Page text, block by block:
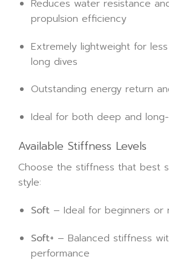
Reduces water resistance
propulsion efficiency
Extremely lightweight for
long dives
Outstanding energy return
Ideal for both deep and
Available Stiffness Levels
Choose the stiffness that best
style:
Soft– Ideal for beginners or
Soft+ – Balanced stiffness
performance